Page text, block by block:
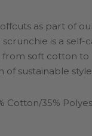
as part of
is a
soft cotton to
sustainable
Cotton/35%